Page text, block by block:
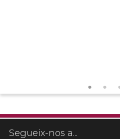
Segueix-nos a...